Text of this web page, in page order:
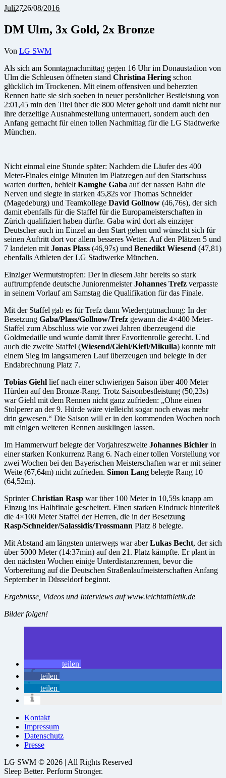
Juli2726/08/2016
DM Ulm, 3x Gold, 2x Bronze
Von LG SWM
Als sich am Sonntagnachmittag gegen 16 Uhr im Donaustadion von
Ulm die Schleusen öffneten stand Christina Hering schon
glücklich im Trockenen. Mit einem offensiven und beherzten
Rennen hatte sie sich soeben in neuer persönlicher Bestleistung von
2:01,45 min den Titel über die 800 Meter geholt und damit nicht nur
ihre derzeitige Ausnahmestellung untermauert, sondern auch den
Anfang gemacht für einen tollen Nachmittag für die LG Stadtwerke
München.
Nicht einmal eine Stunde später: Nachdem die Läufer des 400
Meter-Finales einige Minuten im Platzregen auf den Startschuss
warten durften, behielt Kamghe Gaba auf der nassen Bahn die
Nerven und siegte in starken 45,82s vor Thomas Schneider
(Magedeburg) und Teamkollege David Gollnow (46,76s), der sich
damit ebenfalls für die Staffel für die Europameisterschaften in
Zürich qualifiziert haben dürfte. Gaba wird dort als einziger
Deutscher auch im Einzel an den Start gehen und wünscht sich für
seinen Auftritt dort vor allem besseres Wetter. Auf den Plätzen 5 und
7 landeten mit Jonas Plass (46,97s) und Benedikt Wiesend (47,81)
ebenfalls Athleten der LG Stadtwerke München.
Einziger Wermutstropfen: Der in diesem Jahr bereits so stark
auftrumpfende deutsche JuniorenmeisterJohannes Trefz verpasste
in seinem Vorlauf am Samstag die Qualifikation für das Finale.
Mit der Staffel gab es für Trefz dann Wiedergutmachung: In der
Besetzung Gaba/Plass/Gollnow/Trefz gewann die 4×400 Meter-
Staffel zum Abschluss wie vor zwei Jahren überzeugend die
Goldmedaille und wurde damit ihrer Favoritenrolle gerecht. Und
auch die zweite Staffel (Wiesend/Giehl/Kiefl/Mikulla) konnte mit
einem Sieg im langsameren Lauf überzeugen und belegte in der
Endabrechnung Platz 7.
Tobias Giehl lief nach einer schwierigen Saison über 400 Meter
Hürden auf den Bronze-Rang. Trotz Saisonbestleistung (50,23s)
war Giehl mit dem Rennen nicht ganz zufrieden: „Ohne einen
Stolperer an der 9. Hürde wäre vielleicht sogar noch etwas mehr
drin gewesen.“ Die Saison will er in den kommenden Wochen noch
mit einigen weiteren Rennen ausklingen lassen.
Im Hammerwurf belegte der Vorjahreszweite Johannes Bichler in
einer starken Konkurrenz Rang 6. Nach einer tollen Vorstellung vor
zwei Wochen bei den Bayerischen Meisterschaften war er mit seiner
Weite (67,64m) nicht zufrieden. Simon Lang belegte Rang 10
(64,52m).
SprinterChristian Rasp war über 100 Meter in 10,59s knapp am
Einzug ins Halbfinale gescheitert. Einen starken Eindruck hinterließ
die 4×100 Meter Staffel der Herren, die in der Besetzung
Rasp/Schneider/Salassidis/Trossmann Platz 8 belegte.
Mit Abstand am längsten unterwegs war aberLukas Becht, der sich
über 5000 Meter (14:37min) auf den 21. Platz kämpfte. Er plant in
den nächsten Wochen einige Unterdistanzrennen, bevor die
Vorbereitung auf die Deutschen Straßenlaufmeisterschaften Anfang
September in Düsseldorf beginnt.
Ergebnisse, Videos und Interviews auf www.leichtathletik.de
Bilder folgen!
teilen
teilen
teilen
Kontakt
Impressum
Datenschutz
Presse
LG SWM © 2026 | All Rights Reserved
Sleep Better. Perform Stronger.